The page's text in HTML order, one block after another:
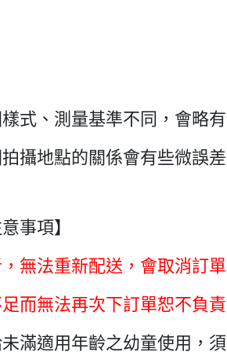
式、測量基準不同，會略
攝地點的關係會有些微誤
事項】
無法重新配送，會取消訂
而無法再次下訂單恕不負
滿適用年齡之幼童使用，